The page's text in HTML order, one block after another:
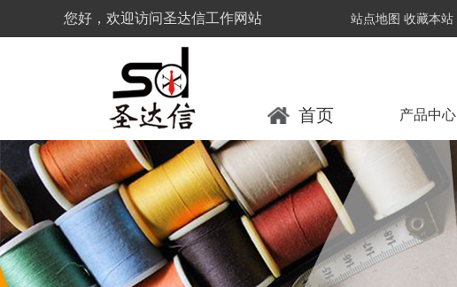
您好，欢迎访问圣达信工作网站 站点地图 收藏本站
首页 产品中心